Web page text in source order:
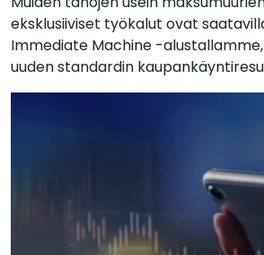
eksklusiiviset työkalut ovat
Immediate Machine -
uuden standardin